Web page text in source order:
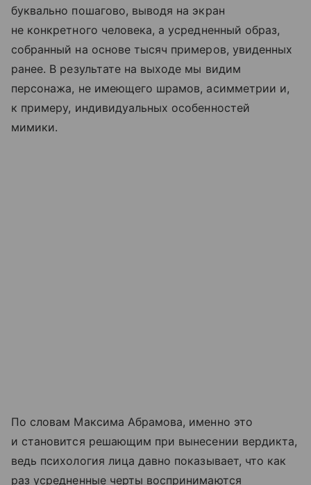
буквально пошагово, выводя на экран
не конкретного человека, а усредненный образ,
собранный на основе тысяч примеров, увиденных
ранее. В результате на выходе мы видим
персонажа, не имеющего шрамов, асимметрии и,
к примеру, индивидуальных особенностей
мимики.
По словам Максима Абрамова, именно это
и становится решающим при вынесении вердикта,
ведь психология лица давно показывает, что как
раз усредненные черты воспринимаются